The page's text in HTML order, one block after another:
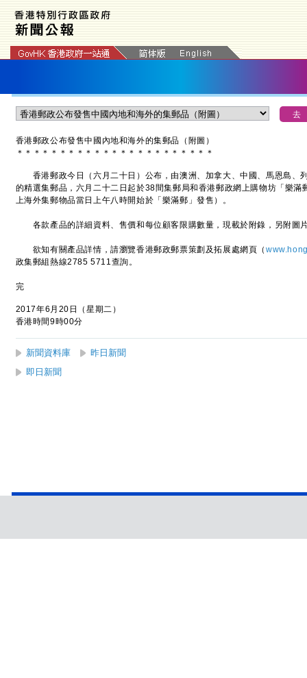
香港郵政公布發售中國內地和海外的集郵品（附圖）
＊ ＊ ＊ ＊ ＊ ＊ ＊ ＊ ＊ ＊ ＊ ＊ ＊ ＊ ＊ ＊ ＊ ＊ ＊ ＊ ＊ ＊ ＊
香港郵政今日（六月二十日）公布，由澳洲、加拿大、中國、馬恩島、
的精選集郵品，六月二十二日起於38間集郵局和香港郵政網上購物坊「樂滿
上海外集郵物品當日上午八時開始於「樂滿郵」發售）。
各款產品的詳細資料、售價和每位顧客限購數量，現載於附錄，另附圖
欲知有關產品詳情，請瀏覽香港郵政郵票策劃及拓展處網頁（
政集郵組熱線2785 5711查詢。
完
2017年6月20日（星期二）
香港時間9時00分
新聞資料庫
昨日新聞
即日新聞